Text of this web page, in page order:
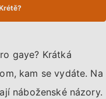
gaye? Krátká
kam se vydáte. Na
náboženské názory.